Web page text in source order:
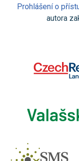
Prohlášení o
autora